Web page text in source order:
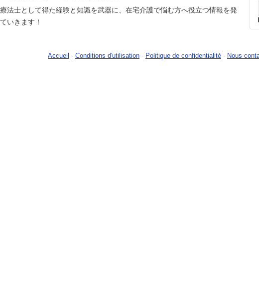
法士として得た経験と知識を武器に、在宅介護で悩む方へ役立つ情報を発
いきます！
Accueil - Conditions d'utilisation - Politique de confidentialité - Nous